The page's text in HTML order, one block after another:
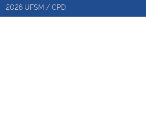
2026 UFSM / CPD